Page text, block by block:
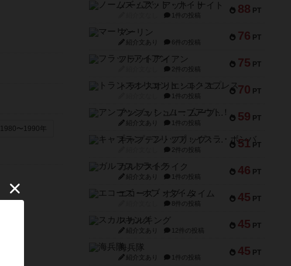
1980〜1990年
88 PT
ノームズ・アット・ナイト
1件の投稿
76 PT
マーリン
紹介文あり 6件の投稿
75 PT
フラットアイアン
2件の投稿
70 PT
トランスオリエント・エクスプレス
1件の投稿
59 PT
アンブッシュ！：ムーブアウト！
紹介文あり 1件の投稿
51 PT
キャプテン・フリップ：イスラ・ボンバ
2件の投稿
46 PT
ガルフストライク
紹介文あり 1件の投稿
45 PT
エコーズ・オブ・タイム
8件の投稿
45 PT
スカルキング
紹介文あり 12件の投稿
45 PT
海兵隊
紹介文あり 1件の投稿